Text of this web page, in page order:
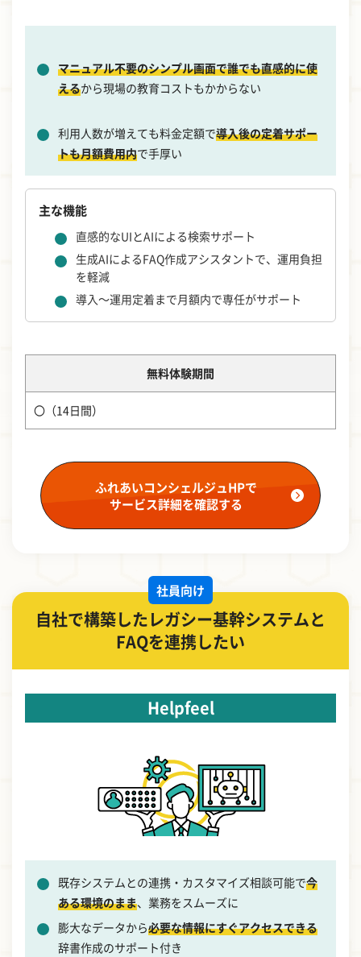
マニュアル不要のシンプル画面で誰でも直感的に使
えるから現場の教育コストもかからない
利用人数が増えても料金定額で導入後の定着サポー
トも月額費用内で手厚い
主な機能
直感的なUIとAIによる検索サポート
生成AIによるFAQ作成アシスタントで、運用負担
を軽減
導入～運用定着まで月額内で専任がサポート
無料体験期間
〇（14日間）
ふれあいコンシェルジュHPで
サービス詳細を確認する
社員向け
自社で構築したレガシー基幹システムと
FAQを連携したい
Helpfeel
既存システムとの連携・カスタマイズ相談可能で今
ある環境のまま、業務をスムーズに
膨大なデータから必要な情報にすぐアクセスできる
辞書作成のサポート付き